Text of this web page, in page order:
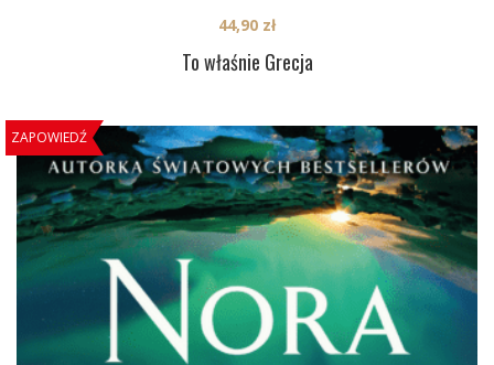
To właśnie Grecja
44,90 zł
ZAPOWIEDŹ